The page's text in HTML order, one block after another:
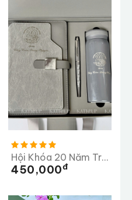
Hội Khóa 20 Năm Trường THPT Huỳnh Thúc Kháng
450,000Đ